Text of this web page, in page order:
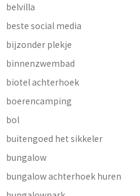
belvilla
beste social media
bijzonder plekje
binnenzwembad
biotel achterhoek
boerencamping
bol
buitengoed het sikkeler
bungalow
bungalow achterhoek huren